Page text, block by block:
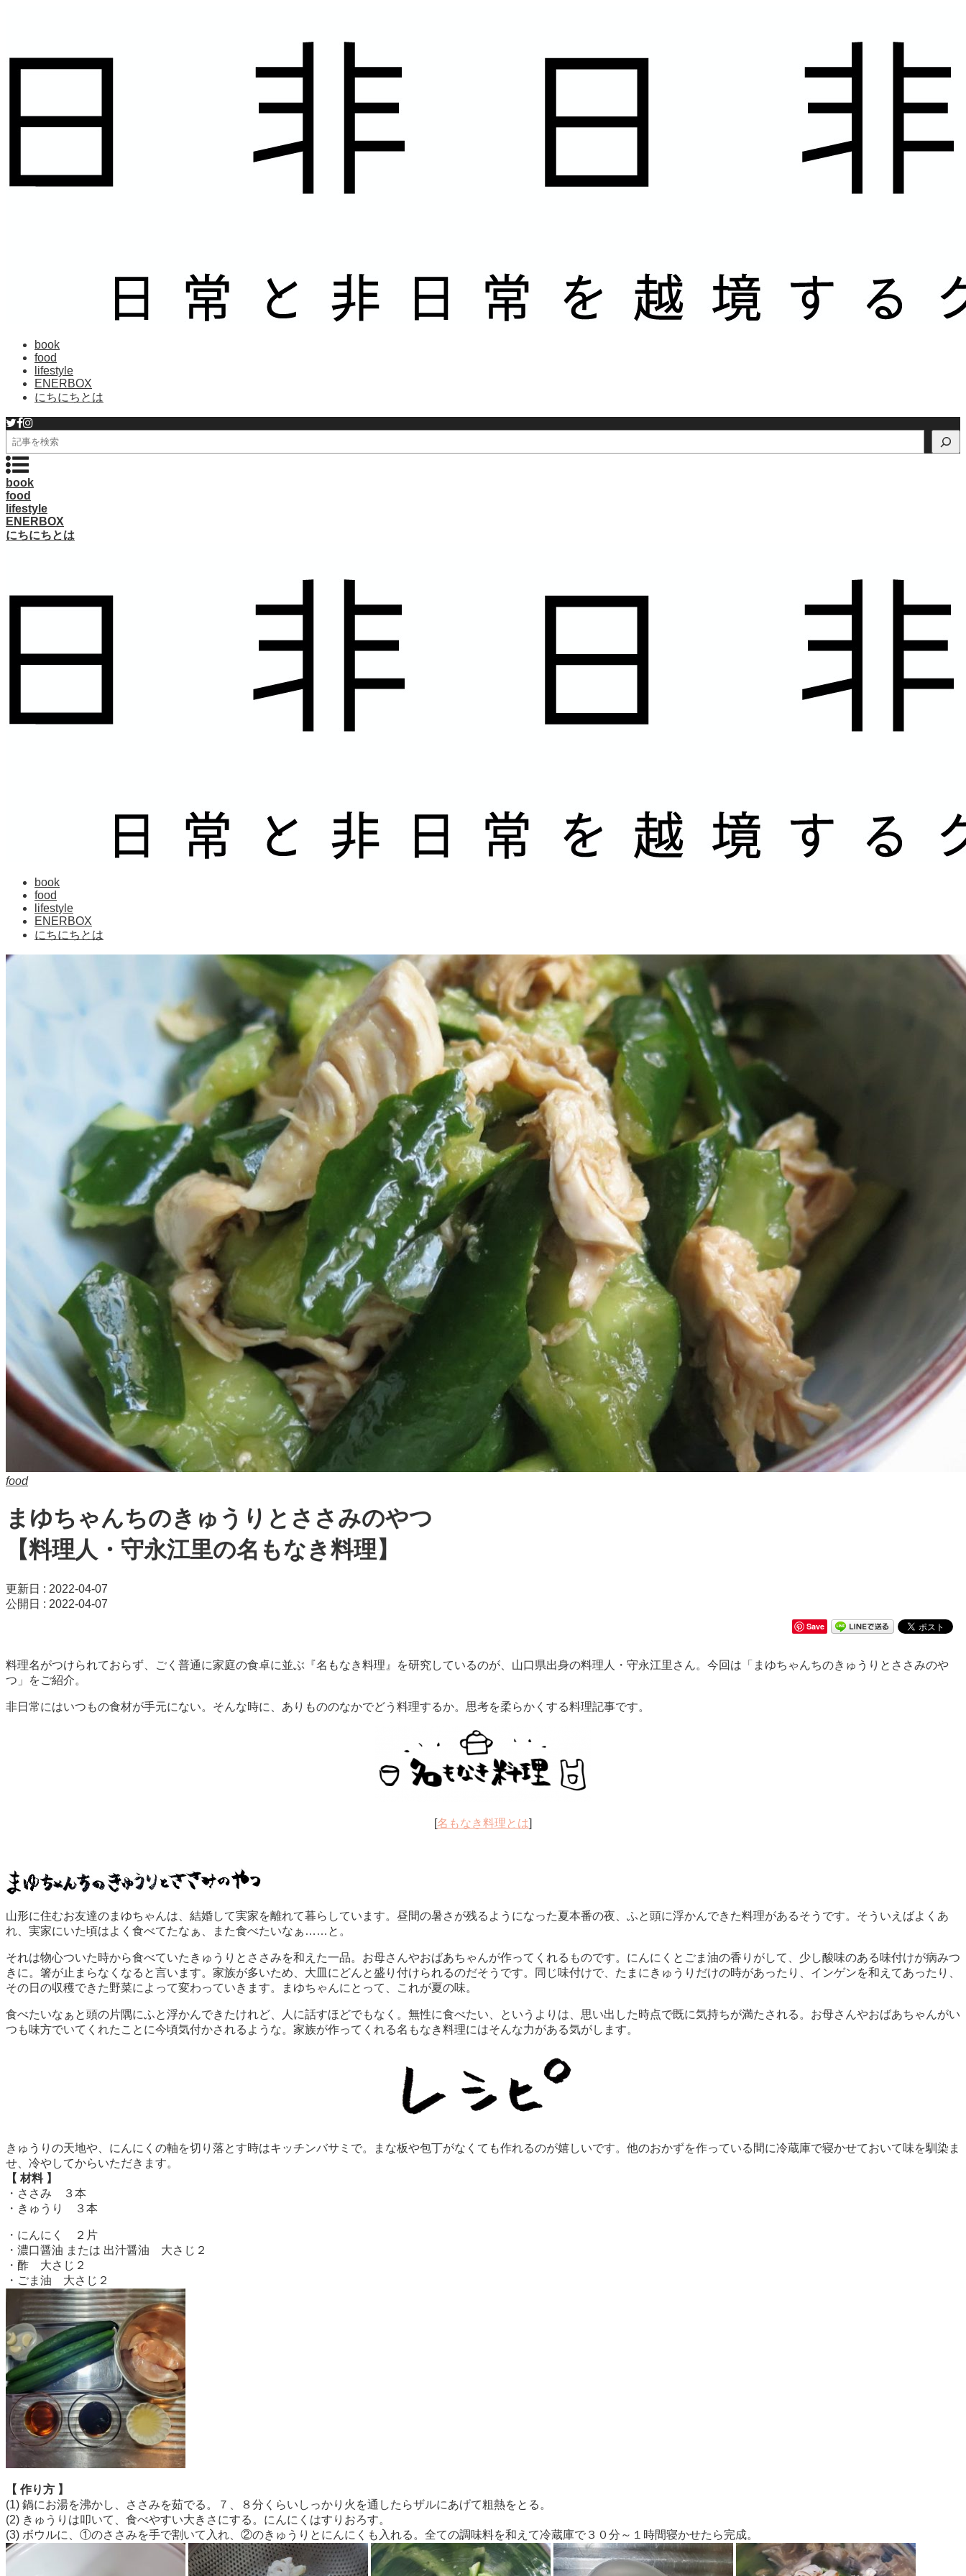
book
food
lifestyle
ENERBOX
にちにちとは
検
索
book
food
lifestyle
ENERBOX
にちにちとは
book
food
lifestyle
ENERBOX
にちにちとは
food
まゆちゃんちのきゅうりとささみのやつ
【料理人・守永江里の名もなき料理】
更新日 : 2022-04-07
公開日 : 2022-04-07
Save
料理名がつけられておらず、ごく普通に家庭の食卓に並ぶ『名もなき料理』を研究しているのが、山口県出身の料理人・守永江里さん。今回は「まゆちゃんちのきゅうりとささみのや
つ」をご紹介。
非日常にはいつもの食材が手元にない。そんな時に、ありもののなかでどう料理するか。思考を柔らかくする料理記事です。
[名もなき料理とは]
山形に住むお友達のまゆちゃんは、結婚して実家を離れて暮らしています。昼間の暑さが残るようになった夏本番の夜、ふと頭に浮かんできた料理があるそうです。そういえばよくあ
れ、実家にいた頃はよく食べてたなぁ、また食べたいなぁ……と。
それは物心ついた時から食べていたきゅうりとささみを和えた一品。お母さんやおばあちゃんが作ってくれるものです。にんにくとごま油の香りがして、少し酸味のある味付けが病みつ
きに。箸が止まらなくなると言います。家族が多いため、大皿にどんと盛り付けられるのだそうです。同じ味付けで、たまにきゅうりだけの時があったり、インゲンを和えてあったり、
その日の収穫できた野菜によって変わっていきます。まゆちゃんにとって、これが夏の味。
食べたいなぁと頭の片隅にふと浮かんできたけれど、人に話すほどでもなく。無性に食べたい、というよりは、思い出した時点で既に気持ちが満たされる。お母さんやおばあちゃんがい
つも味方でいてくれたことに今頃気付かされるような。家族が作ってくれる名もなき料理にはそんな力がある気がします。
きゅうりの天地や、にんにくの軸を切り落とす時はキッチンバサミで。まな板や包丁がなくても作れるのが嬉しいです。他のおかずを作っている間に冷蔵庫で寝かせておいて味を馴染ま
せ、冷やしてからいただきます。
【 材料 】
・ささみ ３本
・きゅうり ３本
・にんにく ２片
・濃口醤油 または 出汁醤油 大さじ２
・酢 大さじ２
・ごま油 大さじ２
【 作り方 】
(1) 鍋にお湯を沸かし、ささみを茹でる。７、８分くらいしっかり火を通したらザルにあげて粗熱をとる。
(2) きゅうりは叩いて、食べやすい大きさにする。にんにくはすりおろす。
(3) ボウルに、①のささみを手で割いて入れ、②のきゅうりとにんにくも入れる。全ての調味料を和えて冷蔵庫で３０分～１時間寝かせたら完成。